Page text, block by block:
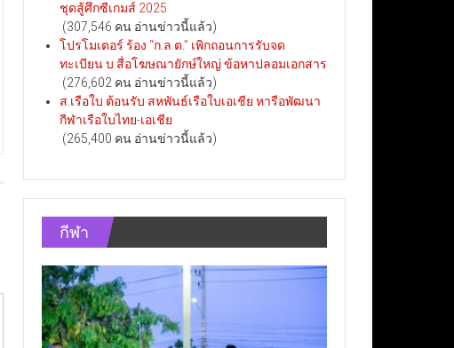
ชุดสู้ศึกซีเกมส์ 2025
(307,546 คน อ่านข่าวนี้แล้ว)
โปรโมเตอร์ ร้อง “ก.ล.ต.” เพิกถอนการรับจด
ทะเบียน บ.สื่อโฆษณายักษ์ใหญ่ ข้อหาปลอมเอกสาร
(276,602 คน อ่านข่าวนี้แล้ว)
ส.เรือใบ ต้อนรับ สหพันธ์เรือใบเอเชีย หารือพัฒนา
กีฬาเรือใบไทย-เอเชีย
(265,400 คน อ่านข่าวนี้แล้ว)
กีฬา